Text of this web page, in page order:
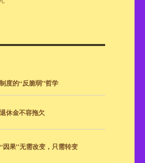
制度的“反脆弱”哲学
退休金不容拖欠
“因果”无需改变，只需转变